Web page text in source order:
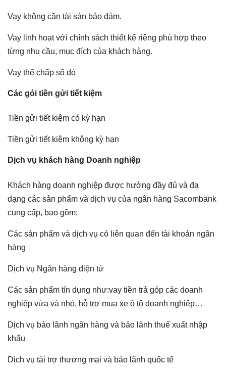
Vay không cần tài sản bảo đảm.
Vay linh hoạt với chính sách thiết kế riêng phù hợp theo
từng nhu cầu, mục đích của khách hàng.
Vay thế chấp sổ đỏ
Các gói tiền gửi tiết kiệm
Tiền gửi tiết kiệm có kỳ hạn
Tiền gửi tiết kiệm không kỳ hạn
Dịch vụ khách hàng Doanh nghiệp
Khách hàng doanh nghiệp được hưởng đầy đủ và đa
dạng các sản phẩm và dịch vụ của ngân hàng Sacombank
cung cấp, bao gồm:
Các sản phẩm và dịch vụ có liên quan đến tài khoản ngân
hàng
Dịch vụ Ngân hàng điện tử
Các sản phẩm tín dụng như:vay tiền trả góp các doanh
nghiệp vừa và nhỏ, hỗ trợ mua xe ô tô doanh nghiệp…
Dịch vụ bảo lãnh ngân hàng và bảo lãnh thuế xuất nhập
khẩu
Dịch vụ tài trợ thương mại và bảo lãnh quốc tế